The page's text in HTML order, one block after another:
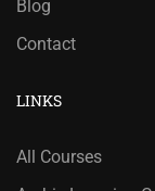
Blog
Contact
LINKS
All Courses